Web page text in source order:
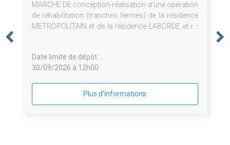
MARCHE DE conception-réalisation d'une opération
de réhabilitation (tranches fermes) de la résidence
METROPOLITAIN et de la résidence LABORDE et de
Date limite de dépôt :
30/09/2026 à 12h00
Plus d'informations